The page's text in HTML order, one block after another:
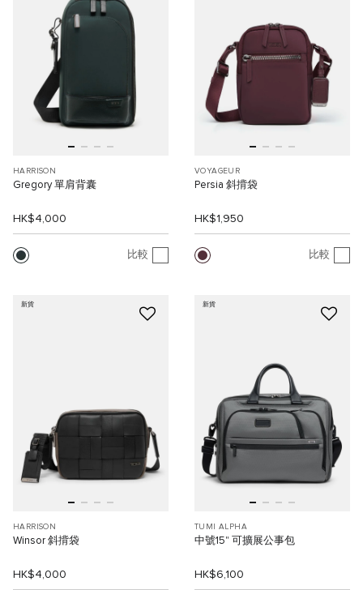
HARRISON
Gregory 單肩背囊
HK$4,000
比較
VOYAGEUR
Persia 斜揹袋
HK$1,950
比較
新貨
HARRISON
Winsor 斜揹袋
HK$4,000
新貨
TUMI ALPHA
中號15" 可擴展公事包
HK$6,100